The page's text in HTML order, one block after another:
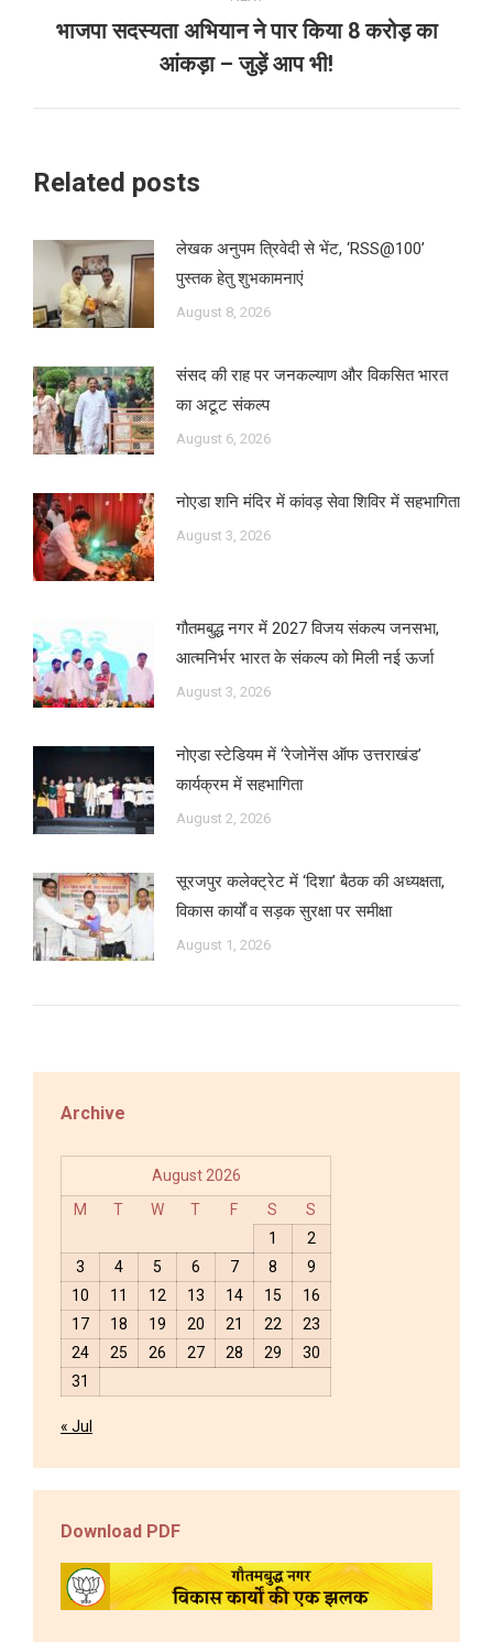
Next
post:
भाजपा सदस्यता अभियान ने पार किया 8 करोड़ का
आंकड़ा – जुड़ें आप भी!
Related posts
लेखक अनुपम त्रिवेदी से भेंट, ‘RSS@100’
पुस्तक हेतु शुभकामनाएं
August 8, 2026
संसद की राह पर जनकल्याण और विकसित भारत
का अटूट संकल्प
August 6, 2026
नोएडा शनि मंदिर में कांवड़ सेवा शिविर में सहभागिता
August 3, 2026
गौतमबुद्ध नगर में 2027 विजय संकल्प जनसभा,
आत्मनिर्भर भारत के संकल्प को मिली नई ऊर्जा
August 3, 2026
नोएडा स्टेडियम में ‘रेजोनेंस ऑफ उत्तराखंड’
कार्यक्रम में सहभागिता
August 2, 2026
सूरजपुर कलेक्ट्रेट में ‘दिशा’ बैठक की अध्यक्षता,
विकास कार्यों व सड़क सुरक्षा पर समीक्षा
August 1, 2026
Archive
August 2026
M
T W T F S
S
1
2
3
4 5 6 7 8
9
10
11 12 13 14 15
16
17
18 19 20 21 22
23
24
25 26 27 28 29
30
31
« Jul
Download PDF